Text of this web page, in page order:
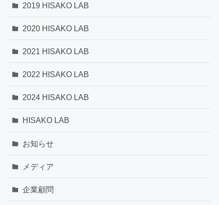
2019 HISAKO LAB
2020 HISAKO LAB
2021 HISAKO LAB
2022 HISAKO LAB
2024 HISAKO LAB
HISAKO LAB
お知らせ
メディア
企業顧問